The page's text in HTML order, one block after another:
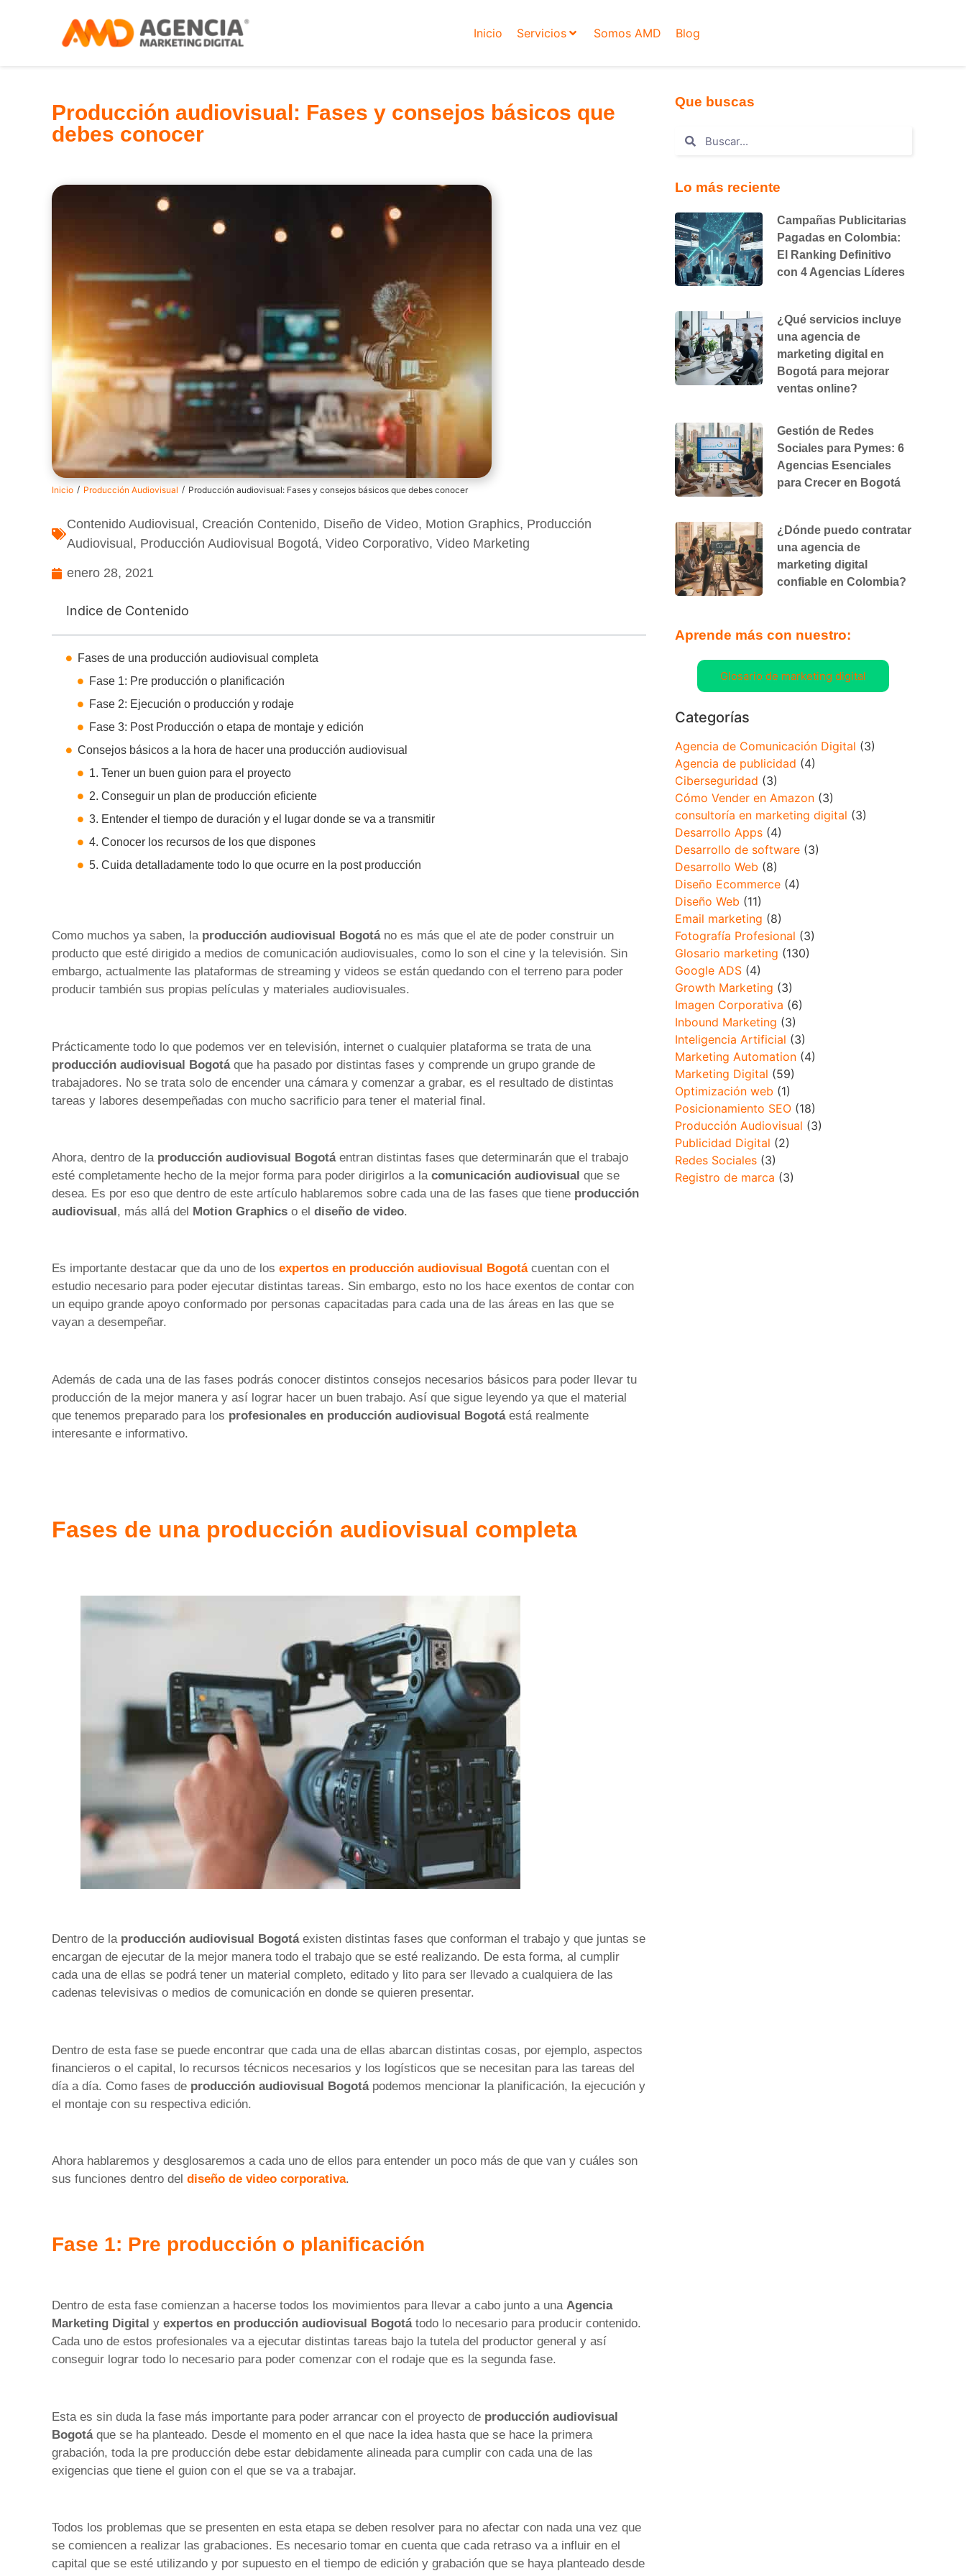
Inicio Servicios Somos AMD Blog
Producción audiovisual: Fases y consejos básicos que
debes conocer
Inicio / Producción Audiovisual / Producción audiovisual: Fases y consejos básicos que debes conocer
Contenido Audiovisual , Creación Contenido, Diseño de Video, Motion Graphics, Producción
Audiovisual , Producción Audiovisual Bogotá, Video Corporativo, Video Marketing
enero 28, 2021
Indice de Contenido
Fases de una producción audiovisual completa
Fase 1: Pre producción o planificación
Fase 2: Ejecución o producción y rodaje
Fase 3: Post Producción o etapa de montaje y edición
Consejos básicos a la hora de hacer una producción audiovisual
1. Tener un buen guion para el proyecto
2. Conseguir un plan de producción eficiente
3. Entender el tiempo de duración y el lugar donde se va a transmitir
4. Conocer los recursos de los que dispones
5. Cuida detalladamente todo lo que ocurre en la post producción
Como muchos ya saben, la producción audiovisual Bogotá no es más que el ate de poder construir un
producto que esté dirigido a medios de comunicación audiovisuales, como lo son el cine y la televisión. Sin
embargo, actualmente las plataformas de streaming y videos se están quedando con el terreno para poder
producir también sus propias películas y materiales audiovisuales.
Prácticamente todo lo que podemos ver en televisión, internet o cualquier plataforma se trata de una
producción audiovisual Bogotáque ha pasado por distintas fases y comprende un grupo grande de
trabajadores. No se trata solo de encender una cámara y comenzar a grabar, es el resultado de distintas
tareas y labores desempeñadas con mucho sacrificio para tener el material final.
Ahora, dentro de la producción audiovisual Bogotáentran distintas fases que determinarán que el trabajo
esté completamente hecho de la mejor forma para poder dirigirlos a la comunicación audiovisual que se
desea. Es por eso que dentro de este artículo hablaremos sobre cada una de las fases que tiene producción
audiovisual, más allá del Motion Graphics o el diseño de video.
Es importante destacar que da uno de los expertos en producción audiovisual Bogotá cuentan con el
estudio necesario para poder ejecutar distintas tareas. Sin embargo, esto no los hace exentos de contar con
un equipo grande apoyo conformado por personas capacitadas para cada una de las áreas en las que se
vayan a desempeñar.
Además de cada una de las fases podrás conocer distintos consejos necesarios básicos para poder llevar tu
producción de la mejor manera y así lograr hacer un buen trabajo. Así que sigue leyendo ya que el material
que tenemos preparado para los profesionales en producción audiovisual Bogotáestá realmente
interesante e informativo.
Fases de una producción audiovisual completa
Dentro de la producción audiovisual Bogotá existen distintas fases que conforman el trabajo y que juntas se
encargan de ejecutar de la mejor manera todo el trabajo que se esté realizando. De esta forma, al cumplir
cada una de ellas se podrá tener un material completo, editado y lito para ser llevado a cualquiera de las
cadenas televisivas o medios de comunicación en donde se quieren presentar.
Dentro de esta fase se puede encontrar que cada una de ellas abarcan distintas cosas, por ejemplo, aspectos
financieros o el capital, lo recursos técnicos necesarios y los logísticos que se necesitan para las tareas del
día a día. Como fases de producción audiovisual Bogotá podemos mencionar la planificación, la ejecución y
el montaje con su respectiva edición.
Ahora hablaremos y desglosaremos a cada uno de ellos para entender un poco más de que van y cuáles son
sus funciones dentro del diseño de video corporativa.
Fase 1: Pre producción o planificación
Dentro de esta fase comienzan a hacerse todos los movimientos para llevar a cabo junto a una Agencia
Marketing Digital y expertos en producción audiovisual Bogotátodo lo necesario para producir contenido.
Cada uno de estos profesionales va a ejecutar distintas tareas bajo la tutela del productor general y así
conseguir lograr todo lo necesario para poder comenzar con el rodaje que es la segunda fase.
Esta es sin duda la fase más importante para poder arrancar con el proyecto de producción audiovisual
Bogotáque se ha planteado. Desde el momento en el que nace la idea hasta que se hace la primera
grabación, toda la pre producción debe estar debidamente alineada para cumplir con cada una de las
exigencias que tiene el guion con el que se va a trabajar.
Todos los problemas que se presenten en esta etapa se deben resolver para no afectar con nada una vez que
se comiencen a realizar las grabaciones. Es necesario tomar en cuenta que cada retraso va a influir en el
capital que se esté utilizando y por supuesto en el tiempo de edición y grabación que se haya planteado desde
Que buscas
Lo más reciente
Campañas Publicitarias
Pagadas en Colombia:
El Ranking Definitivo
con 4 Agencias Líderes
¿Qué servicios incluye
una agencia de
marketing digital en
Bogotá para mejorar
ventas online?
Gestión de Redes
Sociales para Pymes: 6
Agencias Esenciales
para Crecer en Bogotá
¿Dónde puedo contratar
una agencia de
marketing digital
confiable en Colombia?
Aprende más con nuestro:
Glosario de marketing digital
Categorías
Agencia de Comunicación Digital (3)
Agencia de publicidad (4)
Ciberseguridad (3)
Cómo Vender en Amazon(3)
consultoría en marketing digital (3)
Desarrollo Apps(4)
Desarrollo de software(3)
Desarrollo Web (8)
Diseño Ecommerce(4)
Diseño Web (11)
Email marketing (8)
Fotografía Profesional (3)
Glosario marketing (130)
Google ADS(4)
Growth Marketing (3)
Imagen Corporativa (6)
Inbound Marketing (3)
Inteligencia Artificial (3)
Marketing Automation(4)
Marketing Digital (59)
Optimización web (1)
Posicionamiento SEO(18)
Producción Audiovisual (3)
Publicidad Digital (2)
Redes Sociales(3)
Registro de marca (3)